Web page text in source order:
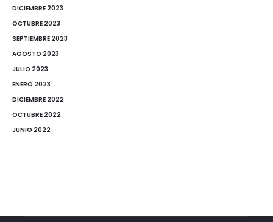
DICIEMBRE 2023
OCTUBRE 2023
SEPTIEMBRE 2023
AGOSTO 2023
JULIO 2023
ENERO 2023
DICIEMBRE 2022
OCTUBRE 2022
JUNIO 2022